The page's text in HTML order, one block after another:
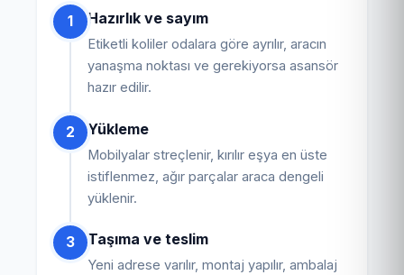
1 Hazırlık ve sayım
Etiketli koliler odalara göre ayrılır, aracın
yanaşma noktası ve gerekiyorsa asansör
hazır edilir.
2 Yükleme
Mobilyalar streçlenir, kırılır eşya en üste
istiflenmez, ağır parçalar araca dengeli
yüklenir.
3 Taşıma ve teslim
Yeni adrese varılır, montaj yapılır, ambalaj